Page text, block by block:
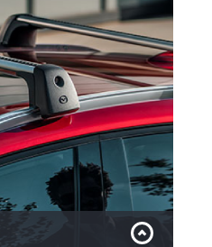
claridad y el confort en tus
elegancia del interior de tu